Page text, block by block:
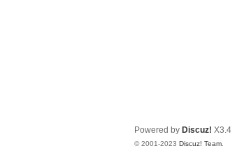
Powered by Discuz! X3.4
© 2001-2023 Discuz! Team